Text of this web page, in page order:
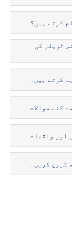
کرتے ہیں؟
ٹریلر کی
کرتے ہیں۔
گئے سوالات
اور واقعات
شروع کریں۔